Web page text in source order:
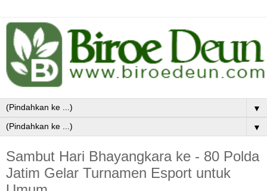
▼
▼
Sambut Hari Bhayangkara ke - 80 Polda
Jatim Gelar Turnamen Esport untuk